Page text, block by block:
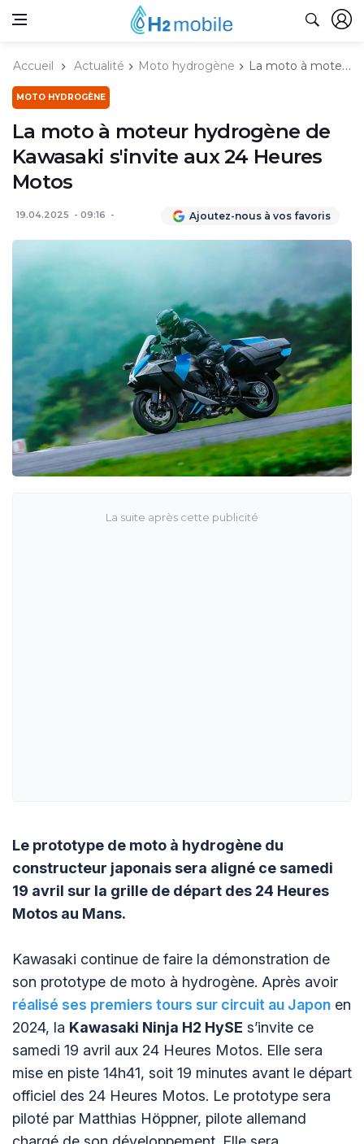
Accueil Actualité Moto hydrogène La moto à moteur hydrogène de Kawasaki s'invite aux 24 Heures Motos
MOTO HYDROGÈNE
La moto à moteur hydrogène de
Kawasaki s'invite aux 24 Heures
Motos
19.04.2025 09:16 Ajoutez-nous à vos favoris
Le prototype de moto à hydrogène du
constructeur japonais sera aligné ce samedi
19 avril sur la grille de départ des 24 Heures
Motos au Mans.
Kawasaki continue de faire la démonstration de
son prototype de moto à hydrogène. Après avoir
réalisé ses premiers tours sur circuit au Japon en
2024, la Kawasaki Ninja H2 HySE s’invite ce
samedi 19 avril aux 24 Heures Motos. Elle sera
mise en piste 14h41, soit 19 minutes avant le départ
officiel des 24 Heures Motos. Le prototype sera
piloté par Matthias Höppner, pilote allemand